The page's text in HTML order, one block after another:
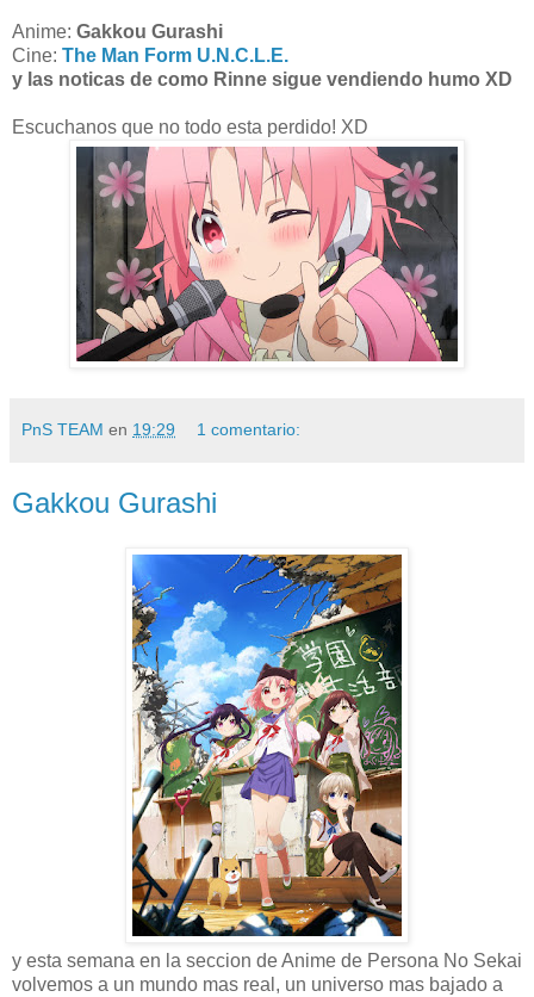
Anime: Gakkou Gurashi
Cine: The Man Form U.N.C.L.E.
y las noticas de como Rinne sigue vendiendo humo XD
Escuchanos que no todo esta perdido! XD
PnS TEAM en 19:29 1 comentario:
Gakkou Gurashi
y esta semana en la seccion de Anime de Persona No Sekai
volvemos a un mundo mas real, un universo mas bajado a